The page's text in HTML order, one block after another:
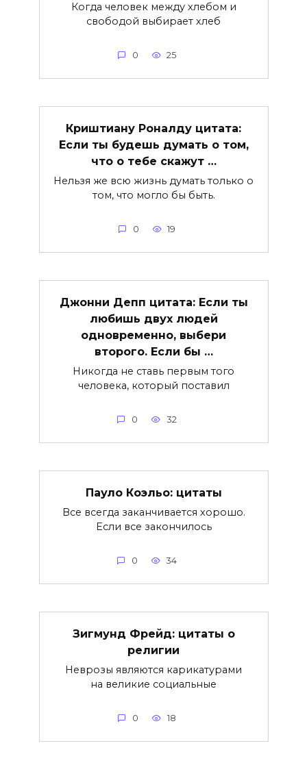
Когда человек между хлебом и
свободой выбирает хлеб
0 25
Криштиану Роналду цитата:
Если ты будешь думать о том,
что о тебе скажут …
Нельзя же всю жизнь думать только о
том, что могло бы быть.
0 19
Джонни Депп цитата: Если ты
любишь двух людей
одновременно, выбери
второго. Если бы …
Никогда не ставь первым того
человека, который поставил
0 32
Пауло Коэльо: цитаты
Все всегда заканчивается хорошо.
Если все закончилось
0 34
Зигмунд Фрейд: цитаты о
религии
Неврозы являются карикатурами
на великие социальные
0 18